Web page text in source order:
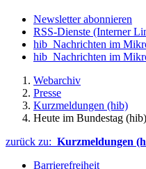
Newsletter abonnieren
RSS-Dienste (Interner
hib_Nachrichten im
hib_Nachrichten im
Webarchiv
Presse
Kurzmeldungen (hib)
Heute im Bundestag (hib)
zurück zu: Kurzmeldungen
Barrierefreiheit